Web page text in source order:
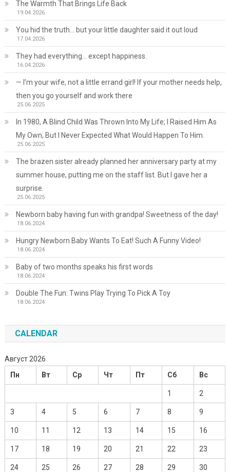
The Warmth That Brings Life Back
19.04.2026
You hid the truth… but your little daughter said it out loud
17.04.2026
They had everything… except happiness.
16.04.2026
— I’m your wife, not a little errand girl! If your mother needs help,
then you go yourself and work there
25.06.2025
In 1980, A Blind Child Was Thrown Into My Life; I Raised Him As
My Own, But I Never Expected What Would Happen To Him.
25.06.2025
The brazen sister already planned her anniversary party at my
summer house, putting me on the staff list. But I gave her a
surprise.
25.06.2025
Newborn baby having fun with grandpa! Sweetness of the day!
18.06.2024
Hungry Newborn Baby Wants To Eat! Such A Funny Video!
18.06.2024
Baby of two months speaks his first words
18.06.2024
Double The Fun: Twins Play Trying To Pick A Toy
18.06.2024
CALENDAR
Август 2026
Пн
Вт Ср Чт Пт Сб Вс
1 2
3 4 5 6 7 8 9
10 11 12 13 14 15 16
17 18 19 20 21 22 23
24 25 26 27 28 29 30